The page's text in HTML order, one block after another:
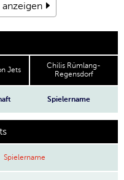
Jets
Chilis Rümlang-
Regensdorf
Spielername
Spielername